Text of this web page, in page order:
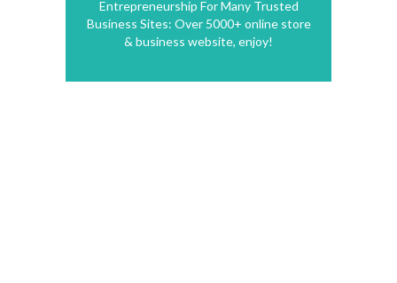
Entrepreneurship For Many Trusted
Business Sites: Over 5000+ online store
& business website, enjoy!